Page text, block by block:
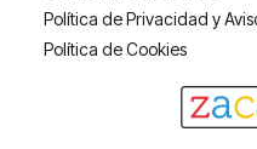
Política de Privacidad y
Política de Cookies